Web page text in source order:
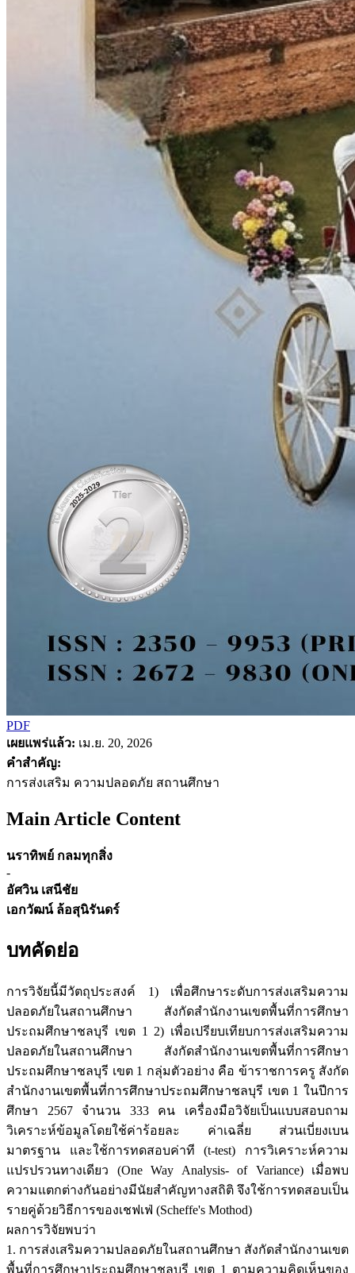
PDF
เผยแพร่แล้ว: เม.ย. 20, 2026
คำสำคัญ:
การส่งเสริม ความปลอดภัย สถานศึกษา
Main Article Content
นราทิพย์ กลมทุกสิ่ง
-
อัศวิน เสนีชัย
เอกวัฒน์ ล้อสุนิรันดร์
บทคัดย่อ
การวิจัยนี้มีวัตถุประสงค์ 1) เพื่อศึกษาระดับการส่งเสริมความ
ปลอดภัยในสถานศึกษา สังกัดสำนักงานเขตพื้นที่การศึกษา
ประถมศึกษาชลบุรี เขต 1 2) เพื่อเปรียบเทียบการส่งเสริมความ
ปลอดภัยในสถานศึกษา สังกัดสำนักงานเขตพื้นที่การศึกษา
ประถมศึกษาชลบุรี เขต 1 กลุ่มตัวอย่าง คือ ข้าราชการครู สังกัด
สำนักงานเขตพื้นที่การศึกษาประถมศึกษาชลบุรี เขต 1 ในปีการ
ศึกษา 2567 จำนวน 333 คน เครื่องมือวิจัยเป็นแบบสอบถาม
วิเคราะห์ข้อมูลโดยใช้ค่าร้อยละ ค่าเฉลี่ย ส่วนเบี่ยงเบน
มาตรฐาน และใช้การทดสอบค่าที (t-test) การวิเคราะห์ความ
แปรปรวนทางเดียว (One Way Analysis- of Variance) เมื่อพบ
ความแตกต่างกันอย่างมีนัยสำคัญทางสถิติ จึงใช้การทดสอบเป็น
รายคู่ด้วยวิธีการของเชฟเฟ่ (Scheffe's Mothod)
ผลการวิจัยพบว่า
1. การส่งเสริมความปลอดภัยในสถานศึกษา สังกัดสำนักงานเขต
พื้นที่การศึกษาประถมศึกษาชลบุรี เขต 1 ตามความคิดเห็นของ